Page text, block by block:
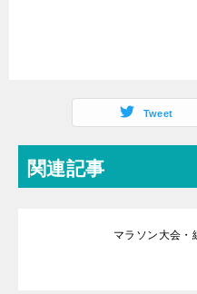
Tweet
関連記事
マラソン大会・